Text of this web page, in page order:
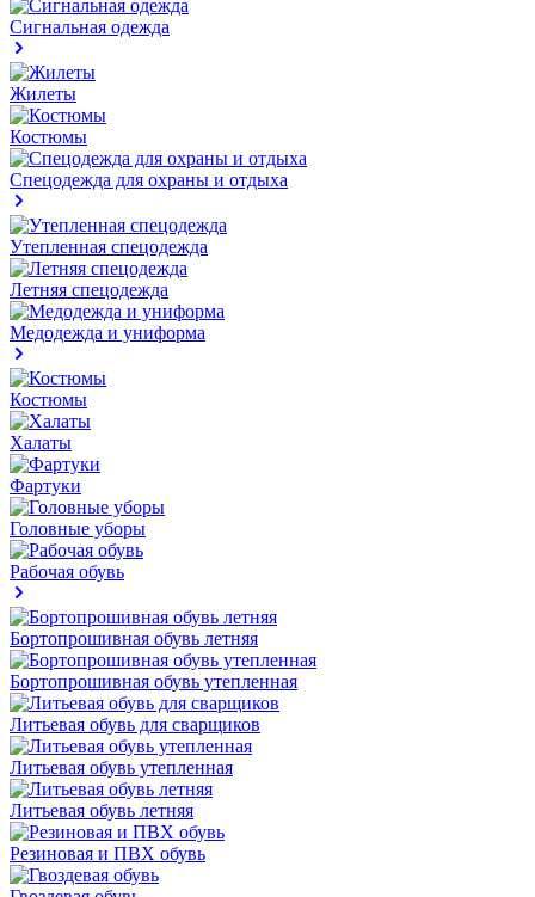
Сигнальная одежда
Жилеты
Костюмы
Спецодежда для охраны и отдыха
Утепленная спецодежда
Летняя спецодежда
Медодежда и униформа
Костюмы
Халаты
Фартуки
Головные уборы
Рабочая обувь
Бортопрошивная обувь летняя
Бортопрошивная обувь утепленная
Литьевая обувь для сварщиков
Литьевая обувь утепленная
Литьевая обувь летняя
Резиновая и ПВХ обувь